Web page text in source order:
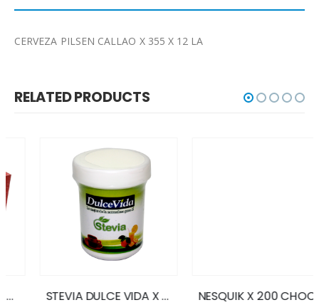
CERVEZA PILSEN CALLAO X 355 X 12 LA
RELATED PRODUCTS
STEVIA DULCE VIDA X 55 GR. NESQUIK X 200 CHOCOLATE DOY PACK